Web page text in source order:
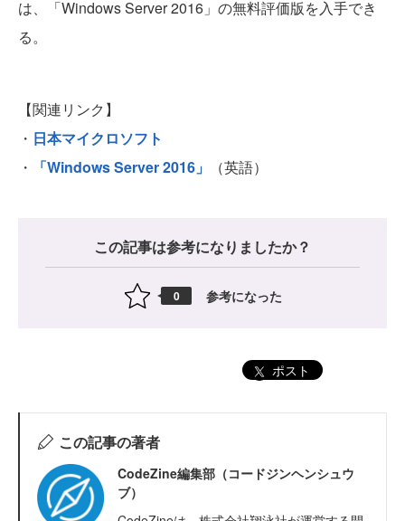
は、「Windows Server 2016」の無料評価版を入手でき
る。
【関連リンク】
・ 日本マイクロソフト
・
「Windows Server 2016」 （英語）
この記事は参考になりましたか？
0 参考になった
ポスト
この記事の著者
CodeZine編集部（コードジンヘンシュウ
ブ）